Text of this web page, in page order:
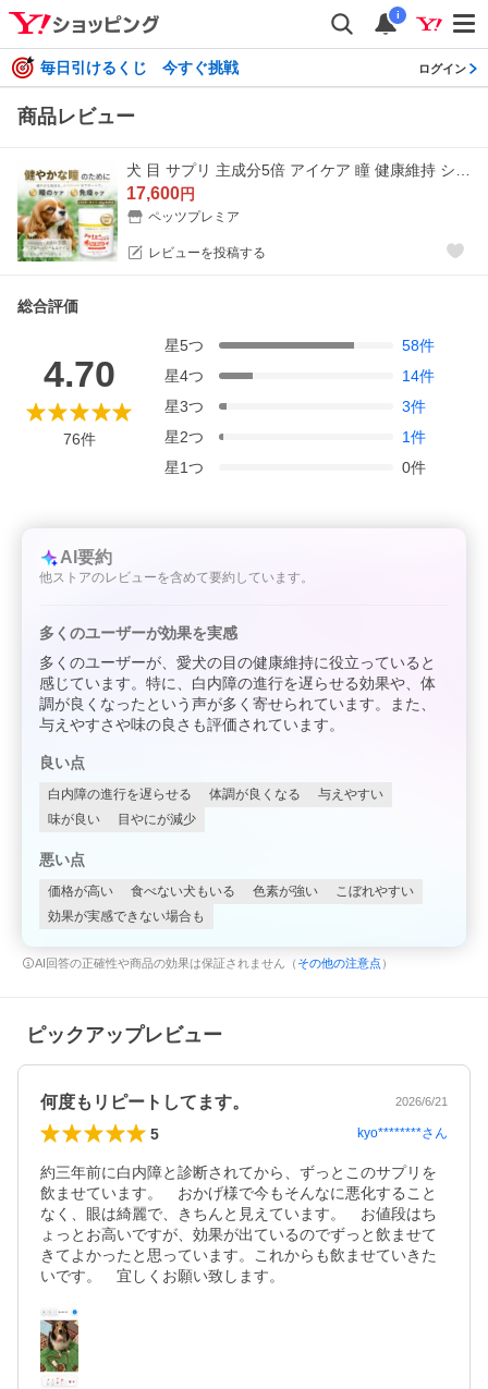
i
毎日引けるくじ 今すぐ挑戦 ログイン
商品レビュー
17,600円
ペッツプレミア
レビューを投稿する
総合評価
4.70
76件
星5つ 58件
星4つ 14件
星3つ 3件
星2つ 1件
星1つ 0件
AI要約
他ストアのレビューを含めて要約しています。
多くのユーザーが効果を実感
多くのユーザーが、愛犬の目の健康維持に役立っていると
感じています。特に、白内障の進行を遅らせる効果や、体
調が良くなったという声が多く寄せられています。また、
与えやすさや味の良さも評価されています。
良い点
白内障の進行を遅らせる 体調が良くなる
与えやすい
味が良い
目やにが減少
悪い点
価格が高い 食べない犬もいる 色素が強い
こぼれやすい
効果が実感できない場合も
AI回答の正確性や商品の効果は保証されません（ その他の注意点 ）
ピックアップレビュー
何度もリピートしてます。 2026/6/21
5 kyo********さん
約三年前に白内障と診断されてから、ずっとこのサプリを
飲ませています。　おかげ様で今もそんなに悪化すること
なく、眼は綺麗で、きちんと見えています。　お値段はち
ょっとお高いですが、効果が出ているのでずっと飲ませて
きてよかったと思っています。これからも飲ませていきた